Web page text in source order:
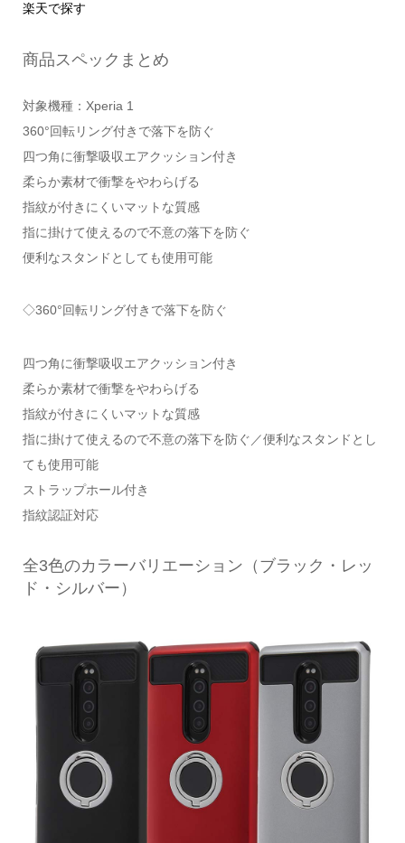
楽天で探す
商品スペックまとめ
対象機種：Xperia 1
360°回転リング付きで落下を防ぐ
四つ角に衝撃吸収エアクッション付き
柔らか素材で衝撃をやわらげる
指紋が付きにくいマットな質感
指に掛けて使えるので不意の落下を防ぐ
便利なスタンドとしても使用可能
◇360°回転リング付きで落下を防ぐ
四つ角に衝撃吸収エアクッション付き
柔らか素材で衝撃をやわらげる
指紋が付きにくいマットな質感
指に掛けて使えるので不意の落下を防ぐ／便利なスタンドとし
ても使用可能
ストラップホール付き
指紋認証対応
全3色のカラーバリエーション（ブラック・レッ
ド・シルバー）